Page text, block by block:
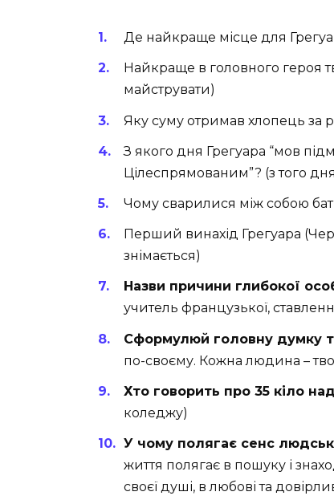
Де найкраще місце для
Найкраще в головного героя
майструвати)
Яку суму отримав хлопець за
З якого дня Грегуара “мов
Цілеспрямованим”? (з того
Чому сварилися між собою
Перший винахід Грегуара
знімається)
Назви причини глибокої
учитель французької,
Сформулюй головну думку
по-своєму. Кожна людина –
Хто говорить про 35 кіло
коледжу)
У чому полягає сенс
життя полягає в пошуку і
своєї душі, в любові та